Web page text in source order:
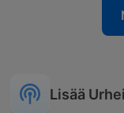
Lisää